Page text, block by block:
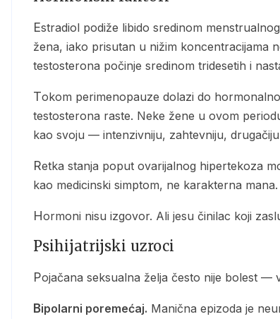
Estradiol podiže libido sredinom menstrualnog ciklusa — to je fiziologija, ne patologija. Testosteron kod
žena, iako prisutan u nižim koncentracijama
testosterona počinje sredinom tridesetih i
Tokom perimenopauze dolazi do hormonalnog preokreta: estrogen i progesteron padaju, relativni udeo
testosterona raste. Neke žene u ovom
kao svoju — intenzivniju, zahtevniju,
Retka stanja poput ovarijalnog hipertekoza mogu proizvesti višak androgena. Posledica: hiperseksualnost
kao medicinski simptom, ne karakterna mana.
Hormoni nisu izgovor. Ali jesu činilac koji
Psihijatrijski uzroci
Pojačana seksualna želja često nije bolest
Bipolarni poremećaj. Manična epizoda je